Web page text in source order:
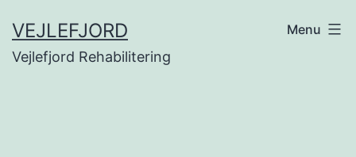
til
indhold
VEJLEFJORD
Vejlefjord Rehabilitering
Menu